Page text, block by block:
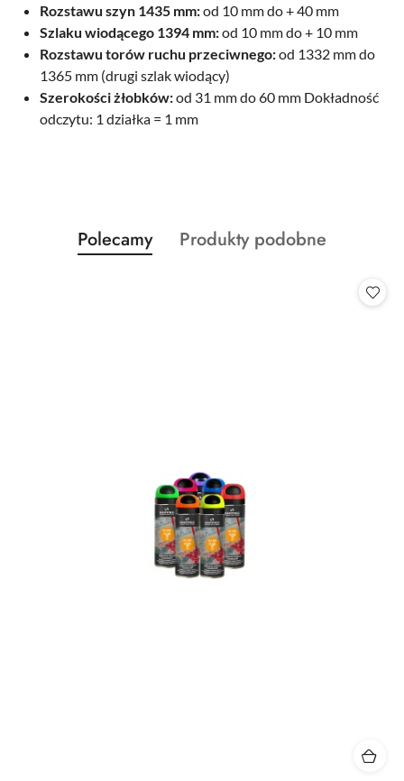
Rozstawu szyn 1435 mm:od 10 mm do + 40 mm
Szlaku wiodącego 1394 mm:od 10 mm do + 10 mm
Rozstawu torów ruchu przeciwnego:od 1332 mm do
1365 mm (drugi szlak wiodący)
Szerokości żłobków:od 31 mm do 60 mm Dokładność
odczytu: 1 działka = 1 mm
Pomiń karuzelę produktów
Produkty
o
Polecamy
Produkty
Produkty podobne